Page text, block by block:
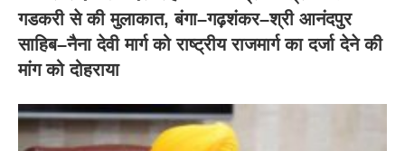
गडकरी से की मुलाकात, बंगा–गढ़शंकर–श्री आनंदपुर
साहिब–नैना देवी मार्ग को राष्ट्रीय राजमार्ग का दर्जा देने की
मांग को दोहराया